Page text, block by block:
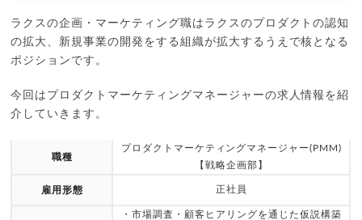
ラクスの企画・マーケティング職はラクスのプロダクトの認知
の拡大、新規事業の開発をする組織が拡大するうえで核となる
ポジションです。
今回はプロダクトマーケティングマネージャーの求人情報を紹
介していきます。
職種
プロダクトマーケティングマネージャー(PMM)
【戦略企画部】
雇用形態 正社員
・市場調査・顧客ヒアリングを通じた仮説構築